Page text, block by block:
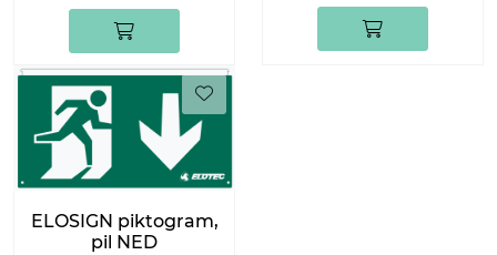
ELOSIGN piktogram,
pil NED